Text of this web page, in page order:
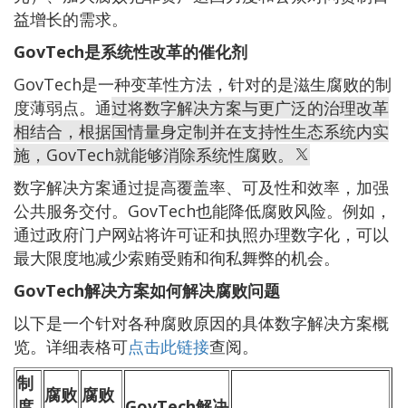
益增长的需求。
GovTech是系统性改革的催化剂
GovTech是一种变革性方法，针对的是滋生腐败的制
度薄弱点。通过将数字解决方案与更广泛的治理改革
相结合，根据国情量身定制并在支持性生态系统内实
施，GovTech就能够消除系统性腐败。
数字解决方案通过提高覆盖率、可及性和效率，加强
公共服务交付。GovTech也能降低腐败风险。例如，
通过政府门户网站将许可证和执照办理数字化，可以
最大限度地减少索贿受贿和徇私舞弊的机会。
GovTech解决方案如何解决腐败问题
以下是一个针对各种腐败原因的具体数字解决方案概
览。详细表格可点击此链接查阅。
制
腐败 腐败